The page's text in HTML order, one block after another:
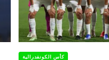
كأس الكونفدرالية